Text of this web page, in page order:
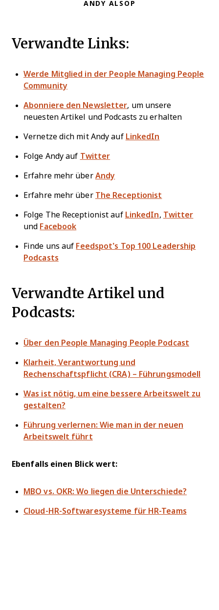
ANDY ALSOP
Verwandte Links:
Werde Mitglied in der People Managing People
Community
Abonniere den Newsletter, um unsere
neuesten Artikel und Podcasts zu erhalten
Vernetze dich mit Andy auf LinkedIn
Folge Andy auf Twitter
Erfahre mehr über Andy
Erfahre mehr über The Receptionist
Folge The Receptionist auf LinkedIn, Twitter
und Facebook
Finde uns auf Feedspot’s Top 100 Leadership
Podcasts
Verwandte Artikel und
Podcasts:
Über den People Managing People Podcast
Klarheit, Verantwortung und
Rechenschaftspflicht (CRA) – Führungsmodell
Was ist nötig, um eine bessere Arbeitswelt zu
gestalten?
Führung verlernen: Wie man in der neuen
Arbeitswelt führt
Ebenfalls einen Blick wert:
MBO vs. OKR: Wo liegen die Unterschiede?
Cloud-HR-Softwaresysteme für HR-Teams